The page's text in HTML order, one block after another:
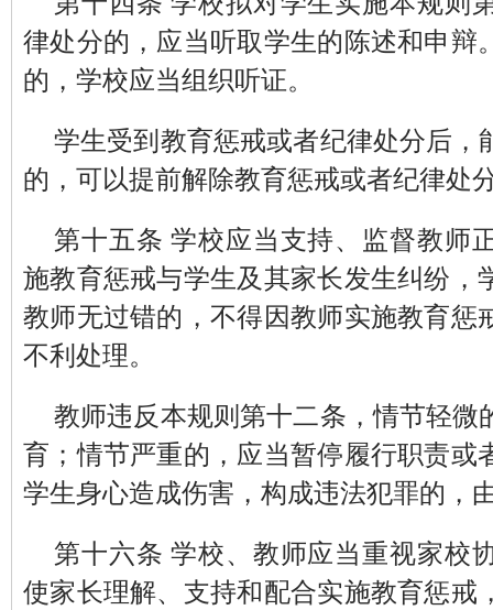
律处分的，应当听取学生的陈述和申辩
的，学校应当组织听证。
学生受到教育惩戒或者纪律处分后，
的，可以提前解除教育惩戒或者纪律处
第十五条 学校应当支持、监督教师
施教育惩戒与学生及其家长发生纠纷，
教师无过错的，不得因教师实施教育惩
不利处理。
教师违反本规则第十二条，情节轻微
育；情节严重的，应当暂停履行职责或
学生身心造成伤害，构成违法犯罪的，
第十六条 学校、教师应当重视家校
使家长理解、支持和配合实施教育惩戒